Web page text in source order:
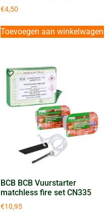
€4,50
Toevoegen aan winkelwagen
BCB BCB Vuurstarter
matchless fire set CN335
€10,95